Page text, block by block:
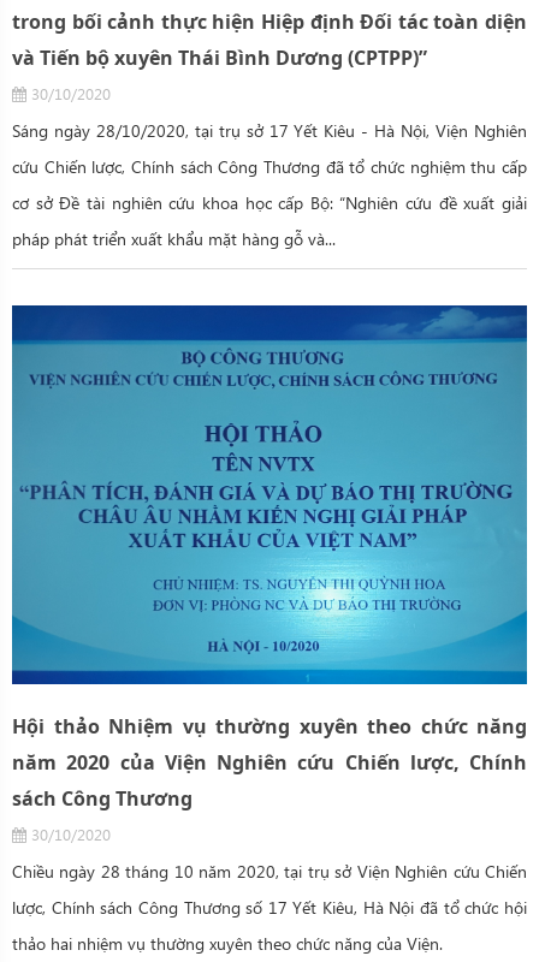
trong bối cảnh thực hiện Hiệp định Đối tác toàn diện
và Tiến bộ xuyên Thái Bình Dương (CPTPP)”
30/10/2020
Sáng ngày 28/10/2020, tại trụ sở 17 Yết Kiêu - Hà Nội, Viện Nghiên
cứu Chiến lược, Chính sách Công Thương đã tổ chức nghiệm thu cấp
cơ sở Đề tài nghiên cứu khoa học cấp Bộ: “Nghiên cứu đề xuất giải
pháp phát triển xuất khẩu mặt hàng gỗ và...
Hội thảo Nhiệm vụ thường xuyên theo chức năng
năm 2020 của Viện Nghiên cứu Chiến lược, Chính
sách Công Thương
30/10/2020
Chiều ngày 28 tháng 10 năm 2020, tại trụ sở Viện Nghiên cứu Chiến
lược, Chính sách Công Thương số 17 Yết Kiêu, Hà Nội đã tổ chức hội
thảo hai nhiệm vụ thường xuyên theo chức năng của Viện.